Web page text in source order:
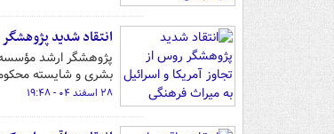
انتقاد شدید
پژوهشگر ارشد
بشری و شایسته
۲۸ اسفند ۰۴ - ۱۹:۴۸